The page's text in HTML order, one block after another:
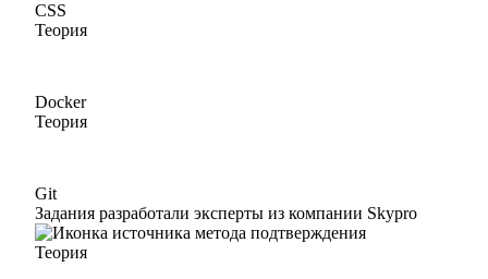
CSS
Теория
Docker
Теория
Git
Задания разработали эксперты из компании Skypro
Теория